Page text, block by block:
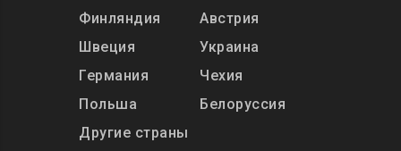
Финляндия
Швеция
Германия
Польша
Другие страны
Австрия
Украина
Чехия
Белоруссия